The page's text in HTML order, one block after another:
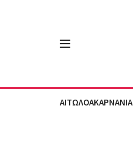
ΑΙΤΩΛΟΑΚΑΡΝΑΝΙΑ